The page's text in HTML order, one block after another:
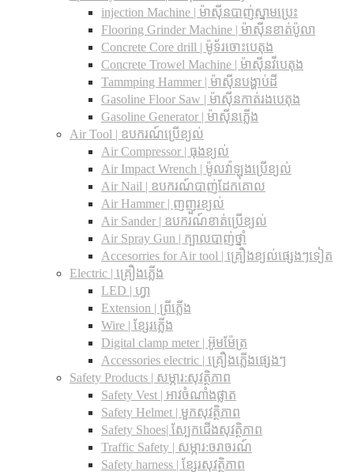
injection Machine | ម៉ាស៊ីនបាញ់ស្នាមប្រេះ
Flooring Grinder Machine | ម៉ាស៊ីនខាត់ប៉ូលា
Concrete Core drill | ម៉ូទ័រចោះបេតុង
Concrete Trowel Machine | ម៉ាស៊ីនវីបេតុង
Tammping Hammer | ម៉ាស៊ីនបង្ហាប់ដី
Gasoline Floor Saw | ម៉ាស៊ីនកាត់រងបេតុង
Gasoline Generator | ម៉ាស៊ីនភ្លើង
Air Tool | ឧបករណ៍ប្រើខ្យល់
Air Compressor | ធុងខ្យល់
Air Impact Wrench | ម៉ូលវ៉ាឡុងប្រើខ្យល់
Air Nail | ឧបករណ៍បាញ់ដែកគោល
Air Hammer | ញញួរខ្យល់
Air Sander | ឧបករណ៍ខាត់ប្រើខ្យល់
Air Spray Gun | ក្បាលបាញ់ថ្នាំ
Accesorries for Air tool | គ្រឿងខ្យល់ផ្សេងៗទៀត
Electric | គ្រឿងភ្លើង
LED | ហ្វា
Extension | ព្រីភ្លើង
Wire | ខ្សែរភ្លើង
Digital clamp meter | អ៊ូមម៉ែត្រ
Accessories electric | គ្រឿងភ្លើងផ្សេងៗ
Safety Products | សម្ភារ:សុវត្ថិភាព
Safety Vest | អាវចំណាំងផ្លាត
Safety Helmet | មួកសុវត្ថិភាព
Safety Shoes| ស្បែកជើងសុវត្ថិភាព
Traffic Safety​ | សម្ភារ:ចរាចរណ៍
Safety harness | ខ្សែរសុវត្ថិភាព